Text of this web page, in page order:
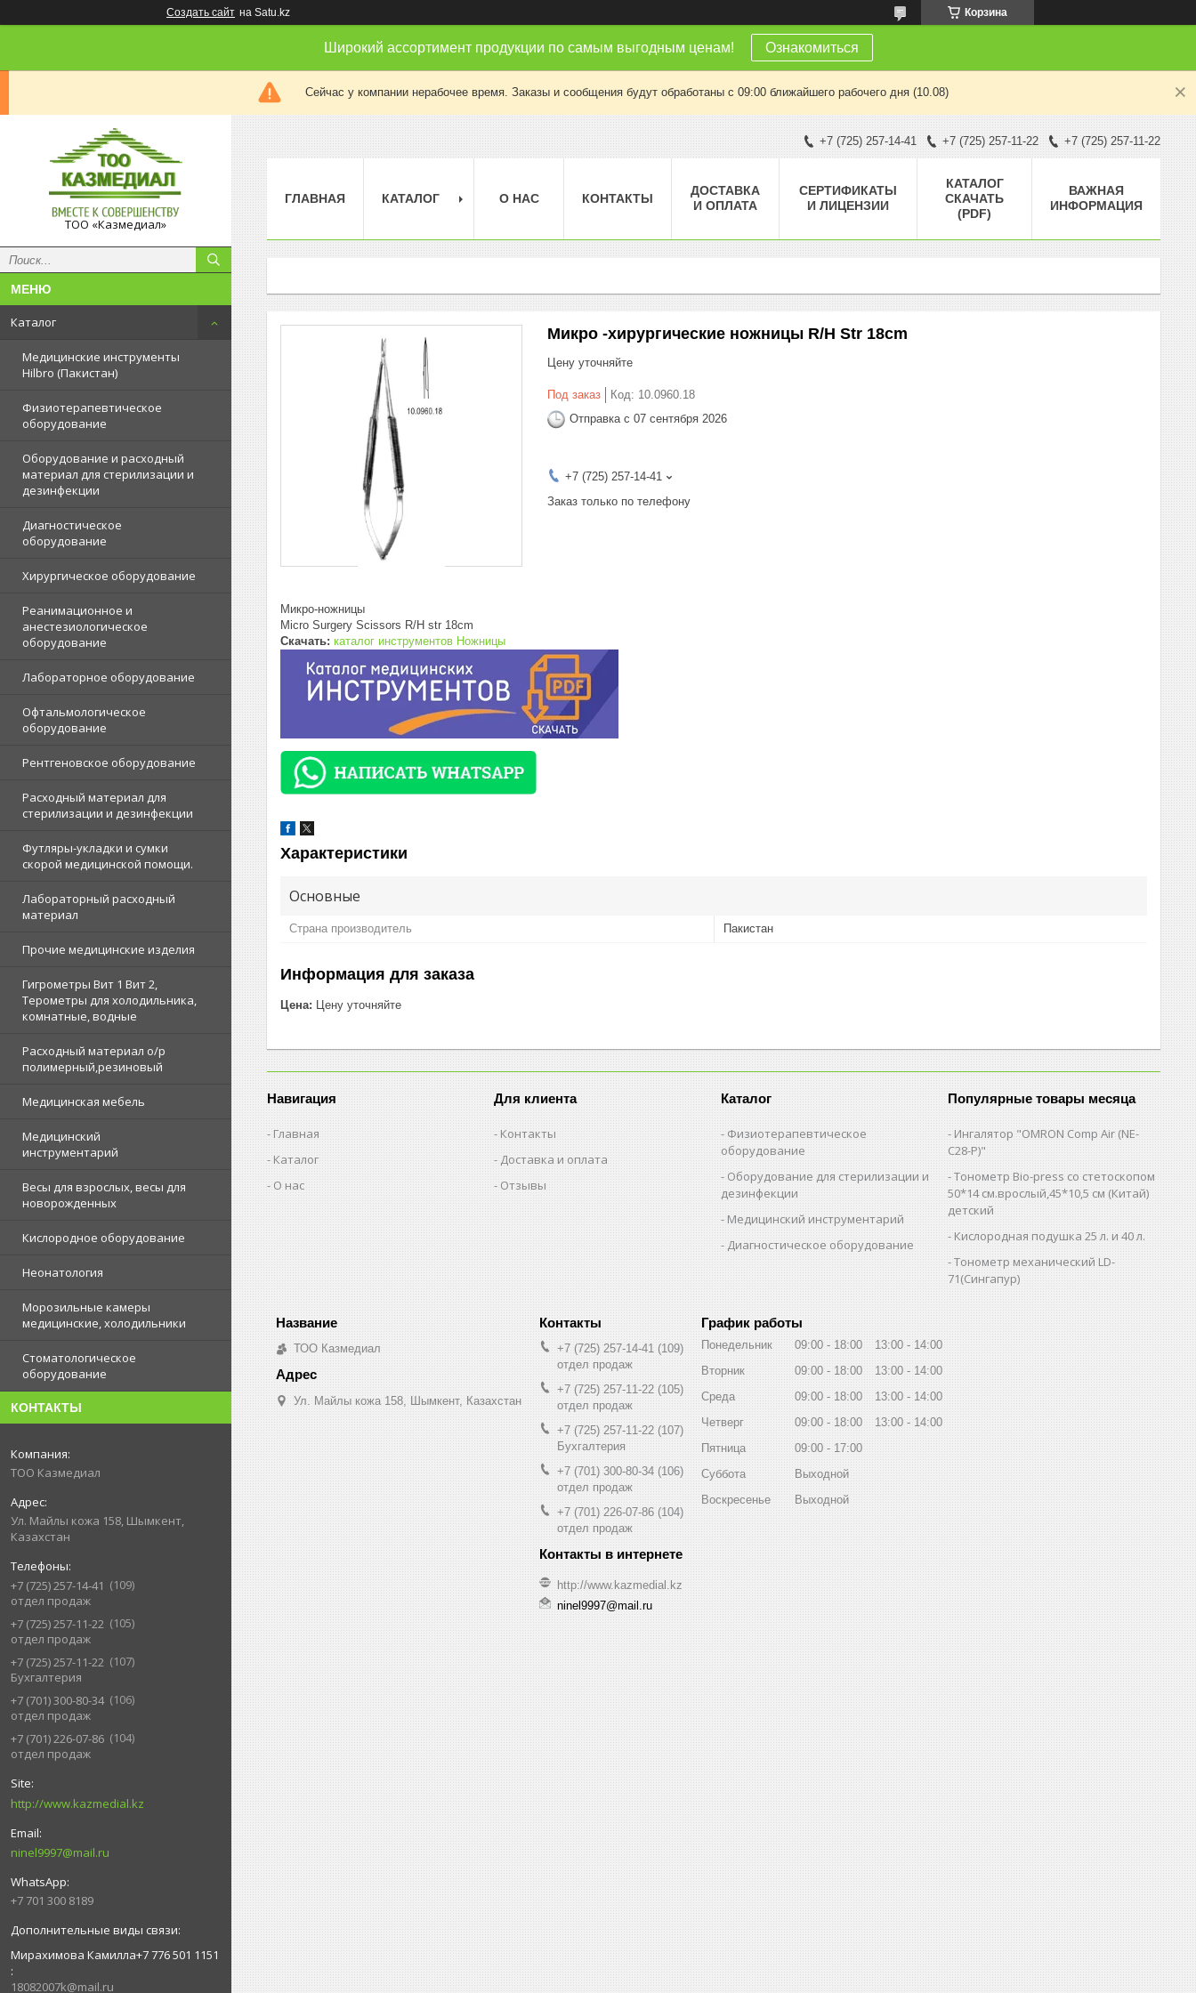
Создать сайт на Satu.kz Корзина
Широкий ассортимент продукции по самым выгодным ценам! Ознакомиться
Сейчас у компании нерабочее время. Заказы и сообщения будут обработаны с 09:00 ближайшего рабочего дня (10.08)
ТОО «Казмедиал»
Каталог
Медицинские инструменты
Hilbro (Пакистан)
Физиотерапевтическое
оборудование
Оборудование и расходный
материал для стерилизации и
дезинфекции
Диагностическое
оборудование
Хирургическое оборудование
Реанимационное и
анестезиологическое
оборудование
Лабораторное оборудование
Офтальмологическое
оборудование
Рентгеновское оборудование
Расходный материал для
стерилизации и дезинфекции
Футляры-укладки и сумки
скорой медицинской помощи.
Лабораторный расходный
материал
Прочие медицинские изделия
Гигрометры Вит 1 Вит 2,
Терометры для холодильника,
комнатные, водные
Расходный материал о/р
полимерный,резиновый
Медицинская мебель
Медицинский
инструментарий
Весы для взрослых, весы для
новорожденных
Кислородное оборудование
Неонатология
Морозильные камеры
медицинские, холодильники
Стоматологическое
оборудование
КОНТАКТЫ
ТОО Казмедиал
Ул. Майлы кожа 158, Шымкент,
Казахстан
+7 (725) 257-14-41
109
отдел продаж
+7 (725) 257-11-22
105
отдел продаж
+7 (725) 257-11-22
107
Бухгалтерия
+7 (701) 300-80-34
106
отдел продаж
+7 (701) 226-07-86
104
отдел продаж
http://www.kazmedial.kz
ninel9997@mail.ru
+7 701 300 8189
Мирахимова Камилла+7 776 501 1151
18082007k@mail.ru
+7 (725) 257-14-41 +7 (725) 257-11-22 +7 (725) 257-11-22
ГЛАВНАЯ КАТАЛОГ О НАС КОНТАКТЫ
ДОСТАВКА
И ОПЛАТА
СЕРТИФИКАТЫ
И ЛИЦЕНЗИИ
КАТАЛОГ
СКАЧАТЬ
(PDF)
ВАЖНАЯ
ИНФОРМАЦИЯ
Микро -хирургические ножницы R/H Str 18cm
Цену уточняйте
Под заказ Код: 10.0960.18
Отправка с 07 сентября 2026
+7 (725) 257-14-41
Заказ только по телефону
Микро-ножницы
Micro Surgery Scissors R/H str 18cm
Скачать: каталог инструментов Ножницы
Характеристики
Основные
Страна производитель Пакистан
Информация для заказа
Цена: Цену уточняйте
Навигация
Главная
Каталог
О нас
Для клиента
Контакты
Доставка и оплата
Отзывы
Каталог
Физиотерапевтическое
оборудование
Оборудование для стерилизации и
дезинфекции
Медицинский инструментарий
Диагностическое оборудование
Популярные товары месяца
Ингалятор "OMRON Comp Air (NE-
C28-Р)"
Тонометр Bio-press со стетоскопом
50*14 см.врослый,45*10,5 см (Китай)
детский
Кислородная подушка 25 л. и 40 л.
Тонометр механический LD-
71(Сингапур)
ТОО Казмедиал
Ул. Майлы кожа 158, Шымкент, Казахстан
+7 (725) 257-14-41
109
отдел продаж
+7 (725) 257-11-22 105
отдел продаж
+7 (725) 257-11-22 107
Бухгалтерия
+7 (701) 300-80-34 106
отдел продаж
+7 (701) 226-07-86 104
отдел продаж
http://www.kazmedial.kz
ninel9997@mail.ru
График работы
Понедельник 09:00 18:00 13:00
14:00
Вторник
09:00 18:00 13:00
14:00
Среда
09:00 18:00 13:00
14:00
Четверг
09:00 18:00 13:00
14:00
Пятница
09:00
17:00
Суббота
Выходной
Воскресенье
Выходной